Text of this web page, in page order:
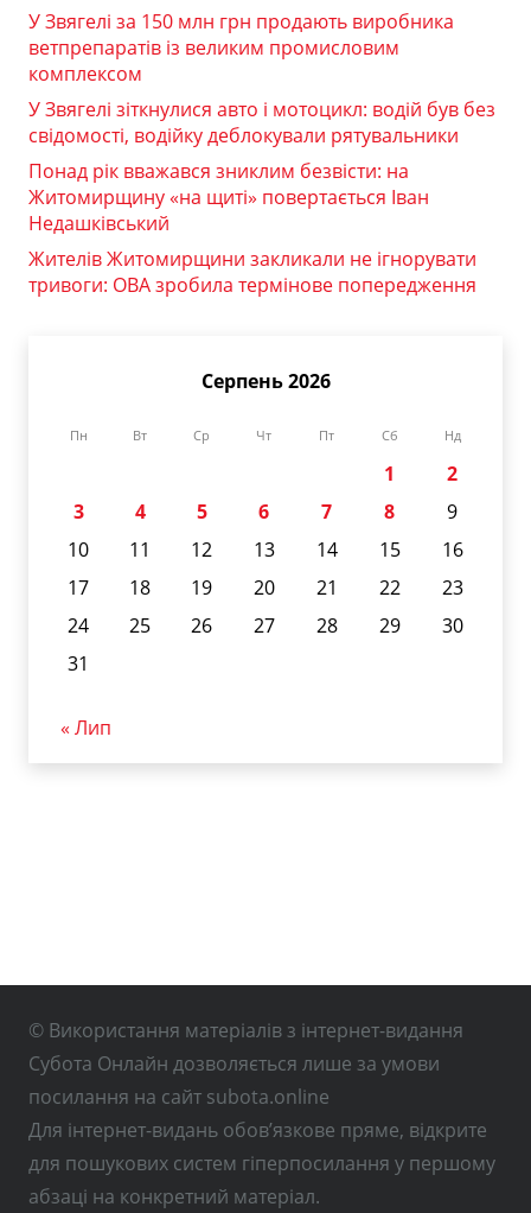
У Звягелі за 150 млн грн продають виробника
ветпрепаратів із великим промисловим
комплексом
У Звягелі зіткнулися авто і мотоцикл: водій був без
свідомості, водійку деблокували рятувальники
Понад рік вважався зниклим безвісти: на
Житомирщину «на щиті» повертається Іван
Недашківський
Жителів Житомирщини закликали не ігнорувати
тривоги: ОВА зробила термінове попередження
Серпень 2026
Пн Вт Ср Чт Пт Сб Нд
1
2
3
4 5 6 7 8
9
10
11 12 13 14 15
16
17
18 19 20 21 22
23
24
25 26 27 28 29
30
31
« Лип
© Використання матеріалів з інтернет-видання
Субота Онлайн дозволяється лише за умови
посилання на сайт subota.online
Для інтернет-видань обов’язкове пряме, відкрите
для пошукових систем гіперпосилання у першому
абзаці на конкретний матеріал.